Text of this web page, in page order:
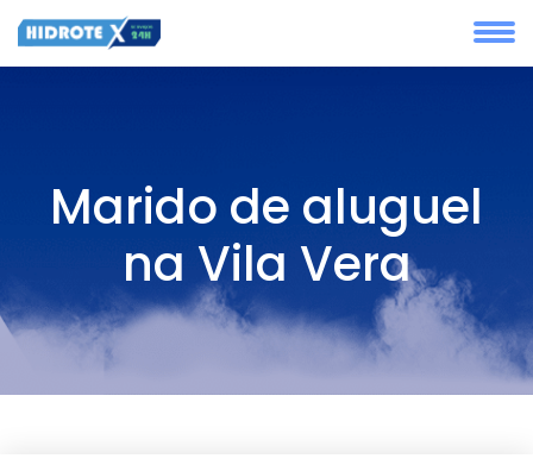
Marido de aluguel
na Vila Vera